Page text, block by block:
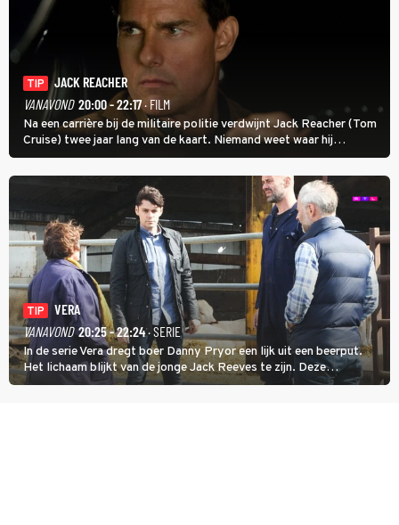
TIP
JACK REACHER
VANAVOND 20:00 - 22:17· FILM
Na een carrière bij de militaire politie verdwijnt Jack Reacher (Tom
Cruise) twee jaar lang van de kaart. Niemand weet waar hij
uithangt, totdat moordverdachte James Barr naar hem vraagt.
TIP
VERA
VANAVOND 20:25 - 22:24· SERIE
In de serie Vera dregt boer Danny Pryor een lijk uit een beerput.
Het lichaam blijkt van de jonge Jack Reeves te zijn. Deze
homoseksuele woonwagenbewoner had gebroken met zijn familie